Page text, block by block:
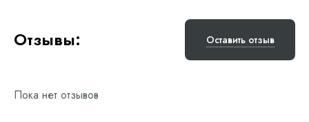
Отзывы: Оставить отзыв
Пока нет отзывов